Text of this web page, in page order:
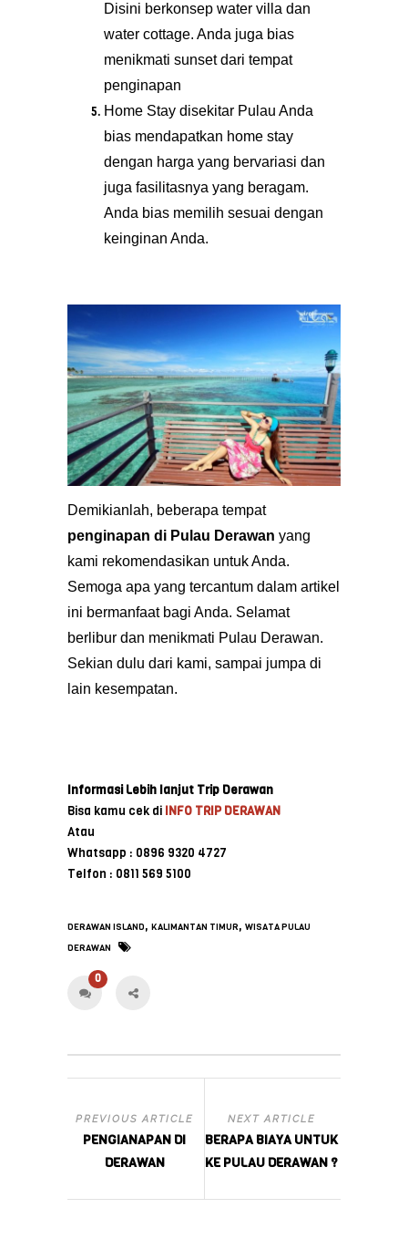
Disini berkonsep water villa dan
water cottage. Anda juga bias
menikmati sunset dari tempat
penginapan
Home Stay disekitar Pulau Anda
bias mendapatkan home stay
dengan harga yang bervariasi dan
juga fasilitasnya yang beragam.
Anda bias memilih sesuai dengan
keinginan Anda.
Demikianlah, beberapa tempat
penginapan di Pulau Derawan yang
kami rekomendasikan untuk Anda.
Semoga apa yang tercantum dalam artikel
ini bermanfaat bagi Anda. Selamat
berlibur dan menikmati Pulau Derawan.
Sekian dulu dari kami, sampai jumpa di
lain kesempatan.
Informasi Lebih lanjut Trip Derawan
Bisa kamu cek di INFO TRIP DERAWAN
Atau
Whatsapp : 0896 9320 4727
Telfon : 0811 569 5100
DERAWAN ISLAND, KALIMANTAN TIMUR, WISATA PULAU
DERAWAN
0
PREVIOUS ARTICLE
PENGIANAPAN DI
DERAWAN
NEXT ARTICLE
BERAPA BIAYA UNTUK
KE PULAU DERAWAN ?